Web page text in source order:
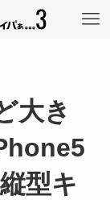
大き
型キ